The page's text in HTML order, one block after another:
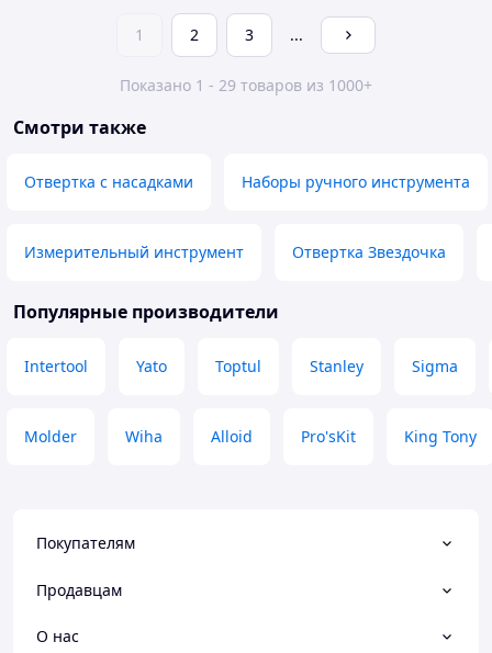
1 2 3 ...
Показано 1 - 29 товаров из 1000+
Смотри также
Отвертка с насадками Наборы ручного инструмента
Измерительный инструмент Отвертка Звездочка
Популярные производители
Intertool Yato Toptul Stanley Sigma
Molder Wiha Alloid Pro'sKit King Tony
Покупателям
Продавцам
О нас